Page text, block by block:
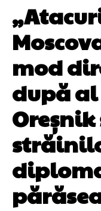
mod
după